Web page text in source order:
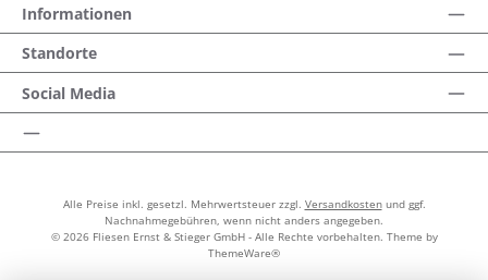
Informationen
Standorte
Social Media
Alle Preise inkl. gesetzl. Mehrwertsteuer zzgl. Versandkostenund ggf.
Nachnahmegebühren, wenn nicht anders angegeben.
© 2026 Fliesen Ernst & Stieger GmbH - Alle Rechte vorbehalten. Theme by
ThemeWare®